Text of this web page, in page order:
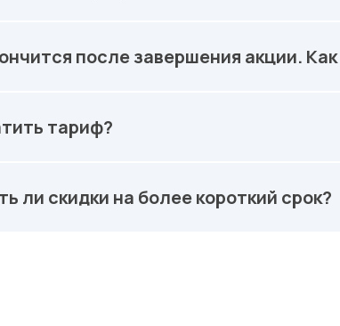
после завершения акции.
тариф?
ли скидки на более короткий срок?